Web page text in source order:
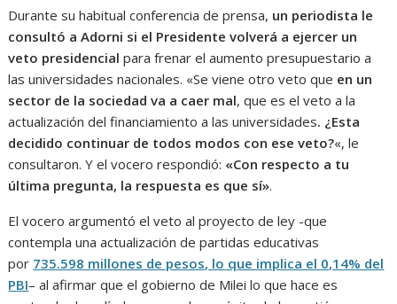
Durante su habitual conferencia de prensa, un periodista le
consultó a Adorni si el Presidente volverá a ejercer un
veto presidencial para frenar el aumento presupuestario a
las universidades nacionales. «Se viene otro veto que en un
sector de la sociedad va a caer mal, que es el veto a la
actualización del financiamiento a las universidades. ¿Esta
decidido continuar de todos modos con ese veto?«, le
consultaron. Y el vocero respondió: «Con respecto a tu
última pregunta, la respuesta es que sí».
El vocero argumentó el veto al proyecto de ley -que
contempla una actualización de partidas educativas
por 735.598 millones de pesos, lo que implica el 0,14% del
PBI– al afirmar que el gobierno de Milei lo que hace es